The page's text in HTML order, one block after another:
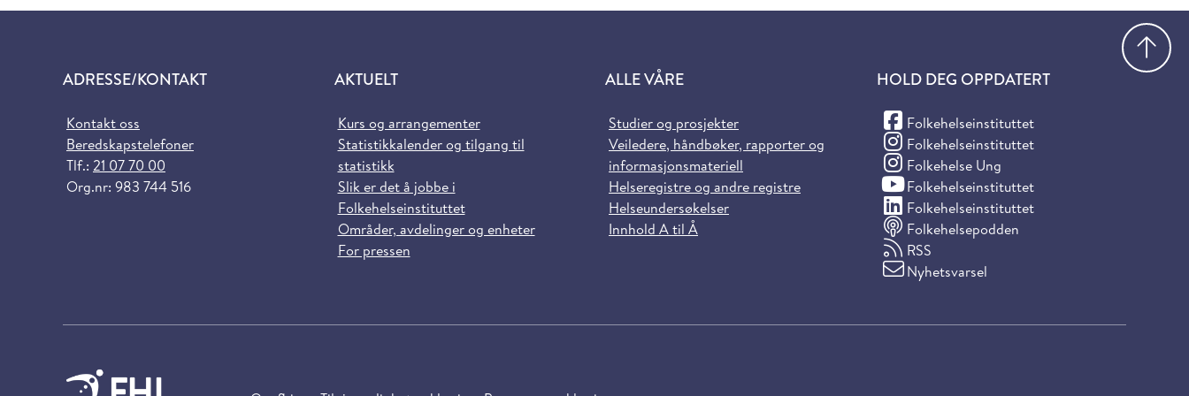
ADRESSE/KONTAKT
Kontakt oss
Beredskapstelefoner
Tlf.: 21 07 70 00
Org.nr: 983 744 516
AKTUELT
Kurs og arrangementer
Statistikkalender og tilgang til
statistikk
Slik er det å jobbe i
Folkehelseinstituttet
Områder, avdelinger og enheter
For pressen
ALLE VÅRE
Studier og prosjekter
Veiledere, håndbøker, rapporter og
informasjonsmateriell
Helseregistre og andre registre
Helseundersøkelser
Innhold A til Å
HOLD DEG OPPDATERT
Folkehelseinstituttet
(Facebook)
Folkehelseinstituttet
(Instagram)
Folkehelse Ung
(Instagram)
Folkehelseinstituttet
(YouTube)
Folkehelseinstituttet
(LinkedIn)
Folkehelsepodden
RSS
Nyhetsvarsel